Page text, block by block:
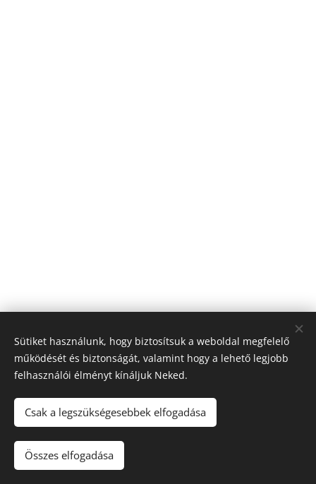
© 2026 Nagyfólia Kft. Minden jog fenntartva
Sütik
Sütiket használunk, hogy biztosítsuk a weboldal megfelelő
működését és biztonságát, valamint hogy a lehető legjobb
felhasználói élményt kínáljuk Neked.
Csak a legszükségesebbek elfogadása
Összes elfogadása